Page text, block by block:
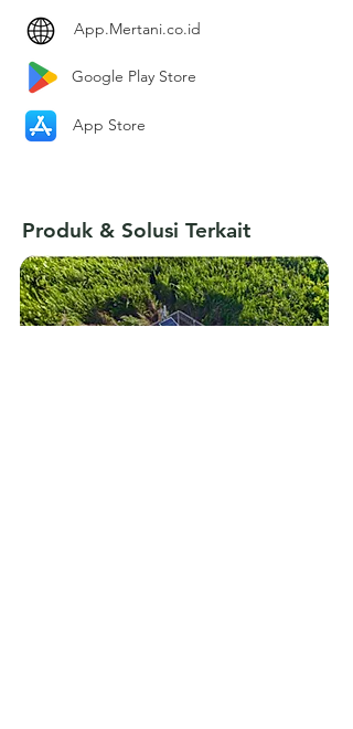
App.Mertani.co.id
Google Play Store​
App Store
Produk & Solusi Terkait